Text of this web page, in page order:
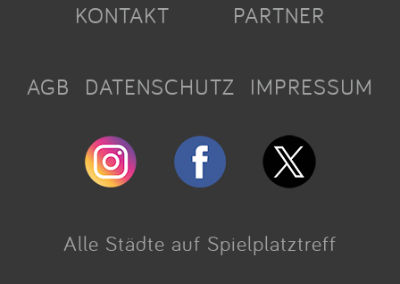
KONTAKT PARTNER
AGB DATENSCHUTZ IMPRESSUM
Alle Städte auf Spielplatztreff